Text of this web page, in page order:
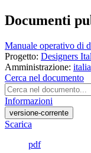
Documenti
Manuale operativo di
Progetto: Designers
Amministrazione: italia
Cerca nel documento
Informazioni
versione-corrente
Scarica
pdf